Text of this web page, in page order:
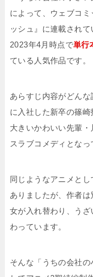
によって、ウェブコ
ッシュ』に連載されて
2023年4月時点で単行
ている人気作品です。
あらすじ内容がどん
に入社した新卒の篠
大きいかわいい先輩
スラブコメディとなっ
同じようなアニメとし
ありましたが、作者
女が入れ替わり、う
わっています。
そんな「うちの会社